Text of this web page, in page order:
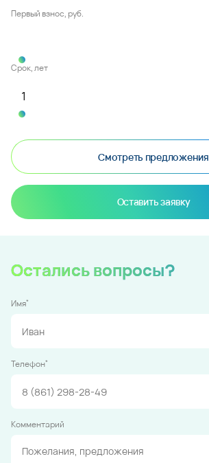
Первый взнос, руб.
Срок, лет
Смотреть предложения
Оставить заявку
Остались вопросы?
Имя*
Телефон*
Комментарий